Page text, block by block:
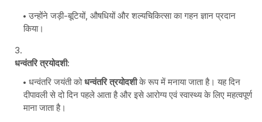
उन्होंने जड़ी-बूटियों, औषधियों और शल्यचिकित्सा का गहन ज्ञान प्रदान
किया।
धन्वंतरि त्रयोदशी:
धन्वंतरि जयंती कोधन्वंतरि त्रयोदशीके रूप में मनाया जाता है। यह दिन
दीपावली से दो दिन पहले आता है और इसे आरोग्य एवं स्वास्थ्य के लिए महत्वपूर्ण
माना जाता है।